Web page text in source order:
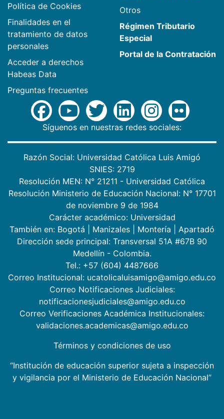
Política de Cookies
Finalidades en el
tratamiento de datos
personales
Acceder a derechos
Habeas Data
Preguntas frecuentes
Otros
Régimen Tributario
Especial
Portal de la Contratación
Síguenos en nuestras redes sociales:
Razón Social: Universidad Católica Luis Amigó
SNIES: 2719
Resolución MEN: N° 21211 - Universidad Católica
Resolución Ministerio de Educación Nacional: N° 17701
de noviembre 9 de 1984
Carácter académico: Universidad
También en: Bogotá Manizales Montería
Apartadó
Dirección sede principal: Transversal 51A #67B 90
Medellín - Colombia.
Tel.: +57 (604) 4487666
Correo Institucional: ucatolicaluisamigo@amigo.edu.co
Correo Notificaciones Judiciales:
notificacionesjudiciales@amigo.edu.co
Correo Verificaciones Académica Institucionales:
validaciones.academicas@amigo.edu.co
Términos y condiciones de uso
“Institución de educación superior sujeta a inspección
y vigilancia por el Ministerio de Educación Nacional”